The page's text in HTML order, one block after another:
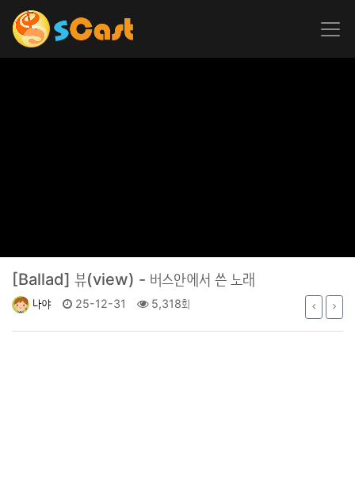
[Ballad] 뷰(view) - 버스안에서 쓴 노래
나야 25-12-31 5,318회